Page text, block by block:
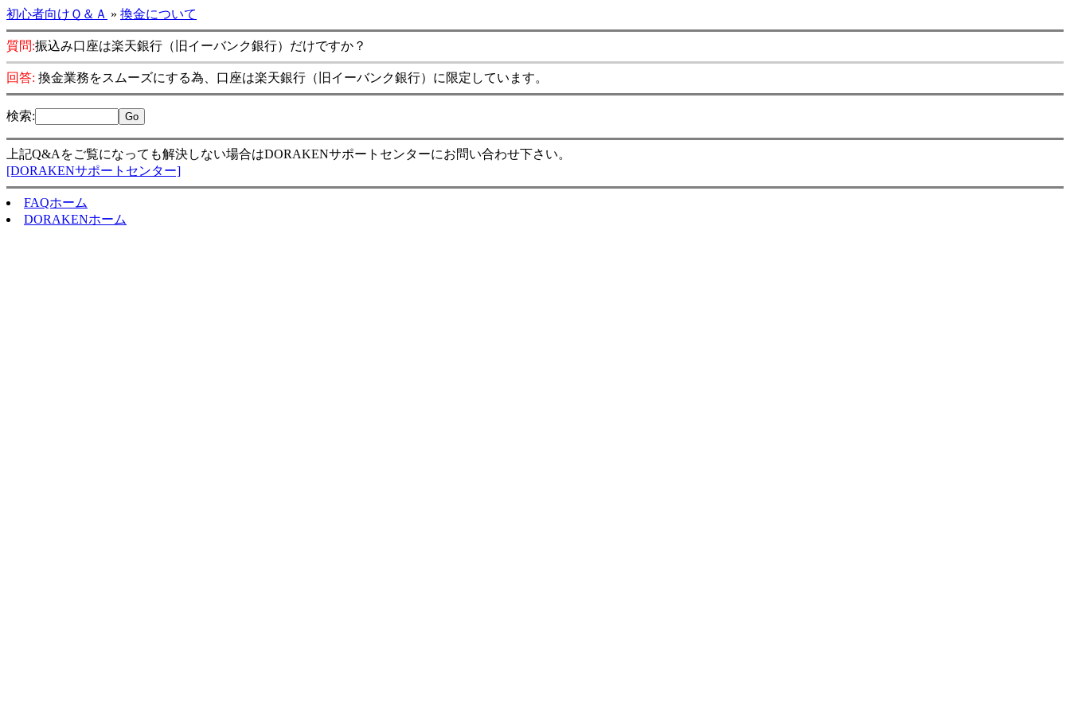
初心者向けＱ＆Ａ » 換金について
質問:振込み口座は楽天銀行（旧イーバンク銀行）だけですか？
回答: 換金業務をスムーズにする為、口座は楽天銀行（旧イーバンク銀行）に限定しています。
検索:
上記Q&Aをご覧になっても解決しない場合はDORAKENサポートセンターにお問い合わせ下さい。
[DORAKENサポートセンター]
FAQホーム
DORAKENホーム